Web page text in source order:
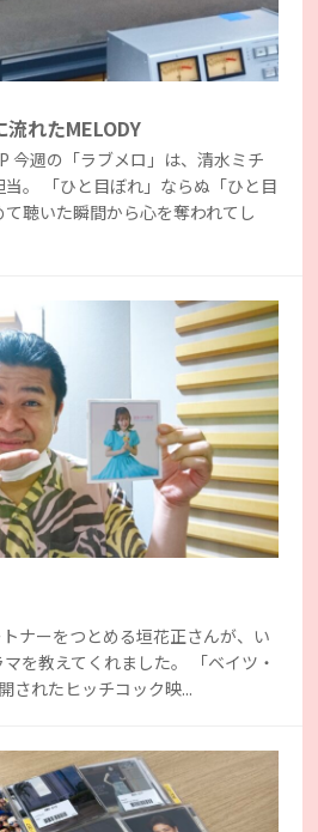
れたMELODY
今週の「ラブメロ」は、清水ミチ
。 「ひと目ぼれ」ならぬ「ひと目
聴いた瞬間から心を奪われてし
ナーをつとめる垣花正さんが、い
を教えてくれました。 「ベイツ・
されたヒッチコック映...